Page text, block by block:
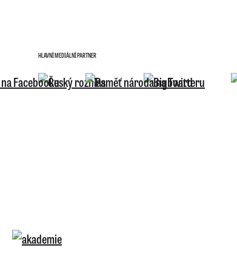
HLAVNÍ MEDIÁLNÍ PARTNER